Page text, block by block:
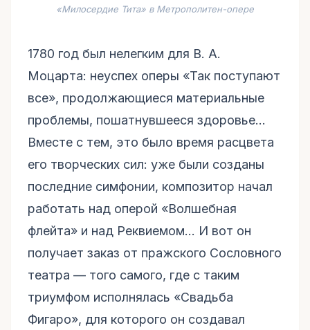
«Милосердие Тита» в Метрополитен-опере
1780 год был нелегким для В. А.
Моцарта: неуспех оперы «Так поступают
все», продолжающиеся материальные
проблемы, пошатнувшееся здоровье…
Вместе с тем, это было время расцвета
его творческих сил: уже были созданы
последние симфонии, композитор начал
работать над оперой «Волшебная
флейта» и над Реквиемом… И вот он
получает заказ от пражского Сословного
театра — того самого, где с таким
триумфом исполнялась «Свадьба
Фигаро», для которого он создавал